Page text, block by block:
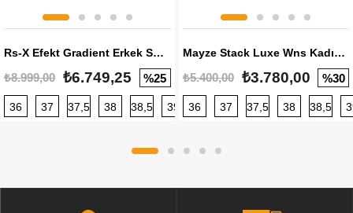
Rs-X Efekt Gradient Erkek Sneaker
₺8.999,00 ₺6.749,25 %25
36 37 37,5 38 38,5 39 40 40,5 41 42 42,5
Mayze Stack Luxe Wns Kadın Sneaker
₺5.400,00 ₺3.780,00 %30
36 37 37,5 38 38,5